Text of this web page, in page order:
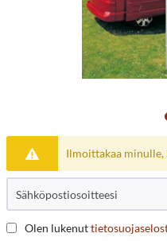
Ilmoittakaa minulle,
Olen lukenut